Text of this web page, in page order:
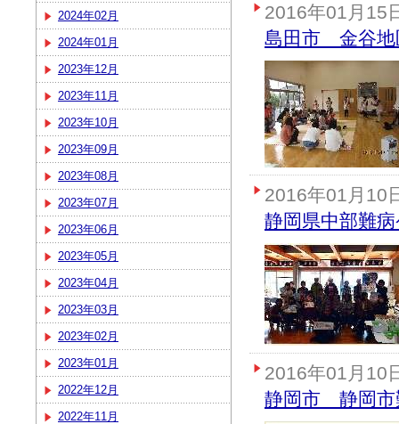
2024年02月
2024年01月
2023年12月
2023年11月
2023年10月
2023年09月
2023年08月
2023年07月
2023年06月
2023年05月
2023年04月
2023年03月
2023年02月
2023年01月
2022年12月
2022年11月
2016年01月15
島田市 金谷地
2016年01月10
静岡県中部難
2016年01月10
静岡市 静岡市